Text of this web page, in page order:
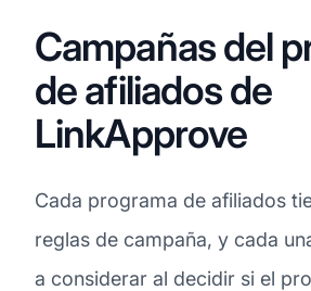
Campañas del
de afiliados de
LinkApprove
Cada programa de afiliados
reglas de campaña, y cada
a considerar al decidir si el